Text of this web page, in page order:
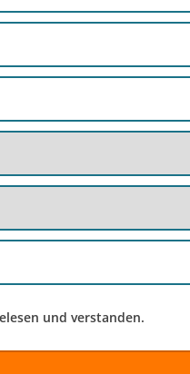
und verstanden.